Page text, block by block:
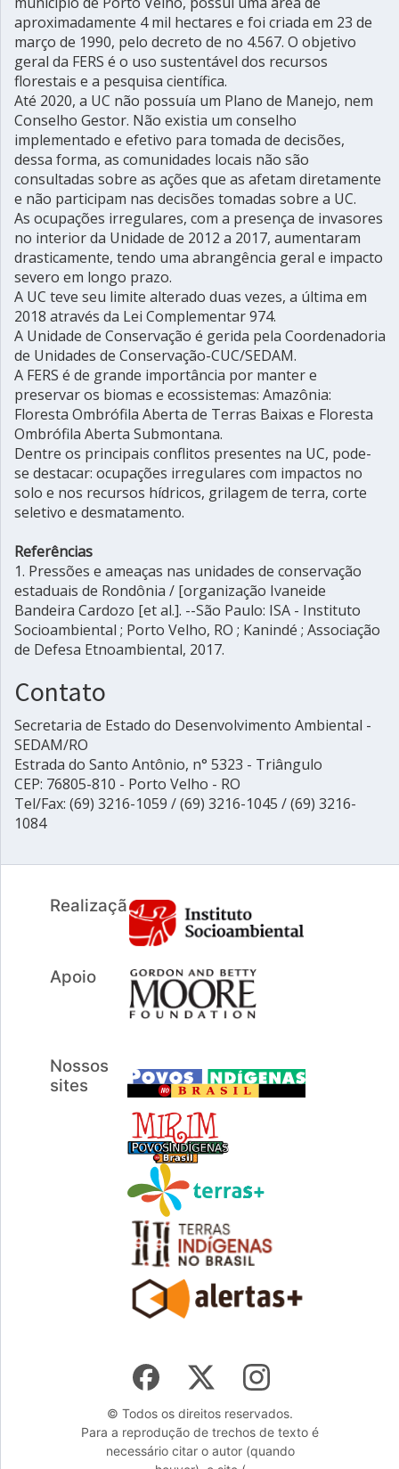
aproximadamente 4 mil hectares e foi criada em 23 de
março de 1990, pelo decreto de no 4.567. O objetivo
geral da FERS é o uso sustentável dos recursos
florestais e a pesquisa científica.
Até 2020, a UC não possuía um Plano de Manejo, nem
Conselho Gestor. Não existia um conselho
implementado e efetivo para tomada de decisões,
dessa forma, as comunidades locais não são
consultadas sobre as ações que as afetam diretamente
e não participam nas decisões tomadas sobre a UC.
As ocupações irregulares, com a presença de invasores
no interior da Unidade de 2012 a 2017, aumentaram
drasticamente, tendo uma abrangência geral e impacto
severo em longo prazo.
A UC teve seu limite alterado duas vezes, a última em
2018 através da Lei Complementar 974.
A Unidade de Conservação é gerida pela Coordenadoria
de Unidades de Conservação-CUC/SEDAM.
A FERS é de grande importância por manter e
preservar os biomas e ecossistemas: Amazônia:
Floresta Ombrófila Aberta de Terras Baixas e Floresta
Ombrófila Aberta Submontana.
Dentre os principais conflitos presentes na UC, pode-
se destacar: ocupações irregulares com impactos no
solo e nos recursos hídricos, grilagem de terra, corte
seletivo e desmatamento.
Referências
1. Pressões e ameaças nas unidades de conservação
estaduais de Rondônia / [organização Ivaneide
Bandeira Cardozo [et al.]. --São Paulo: ISA - Instituto
Socioambiental ; Porto Velho, RO ; Kanindé ; Associação
de Defesa Etnoambiental, 2017.
Contato
Secretaria de Estado do Desenvolvimento Ambiental -
SEDAM/RO
Estrada do Santo Antônio, n° 5323 - Triângulo
CEP: 76805-810 - Porto Velho - RO
Tel/Fax: (69) 3216-1059 / (69) 3216-1045 / (69) 3216-
1084